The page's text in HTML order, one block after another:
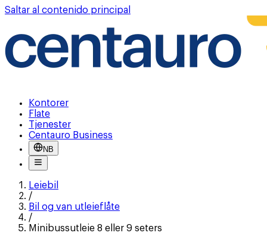
Saltar al contenido principal
Kontorer
Flate
Tjenester
Centauro Business
NB
Leiebil
/
Bil og van utleieflåte
/
Minibussutleie 8 eller 9 seters